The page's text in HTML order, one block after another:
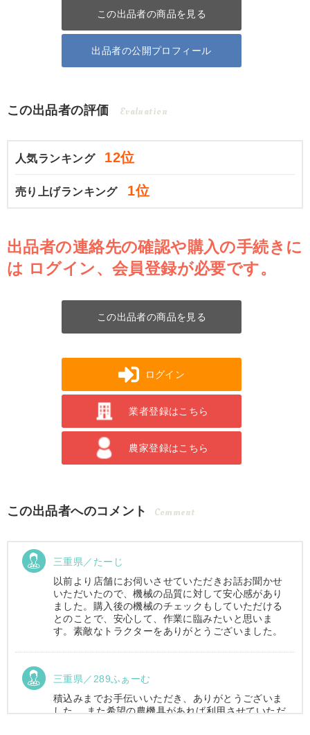
この出品者の商品を見る
出品者の公開プロフィール
この出品者の評価 Evaluation
人気ランキング 12位
売り上げランキング 1位
出品者の連絡先の確認や購入の手続きに
は ログイン、会員登録が必要です。
この出品者の商品を見る
ログイン
業者登録はこちら
農家登録はこちら
この出品者へのコメント Comment
三重県／たーじ
以前より店舗にお伺いさせていただきお話お聞かせ
いただいたので、機械の品質に対して安心感があり
ました。購入後の機械のチェックもしていただける
とのことで、安心して、作業に臨みたいと思いま
す。素敵なトラクターをありがとうございました。
三重県／289ふぁーむ
積込みまでお手伝いいただき、ありがとうございま
した。 また希望の農機具があれば利用させていただ